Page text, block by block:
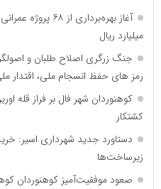
میلیارد ریال
جنگ زرگری اصلاح طلبان و
رمز های حفظ انسجام ملی، اقتدار
کوهنوردان شهر فال بر فراز قله
کشتکار
دستاورد جدید شهرداری اسیر:
زیرساخت‌ها
صعود موفقیت‌آمیز کوهنوردان